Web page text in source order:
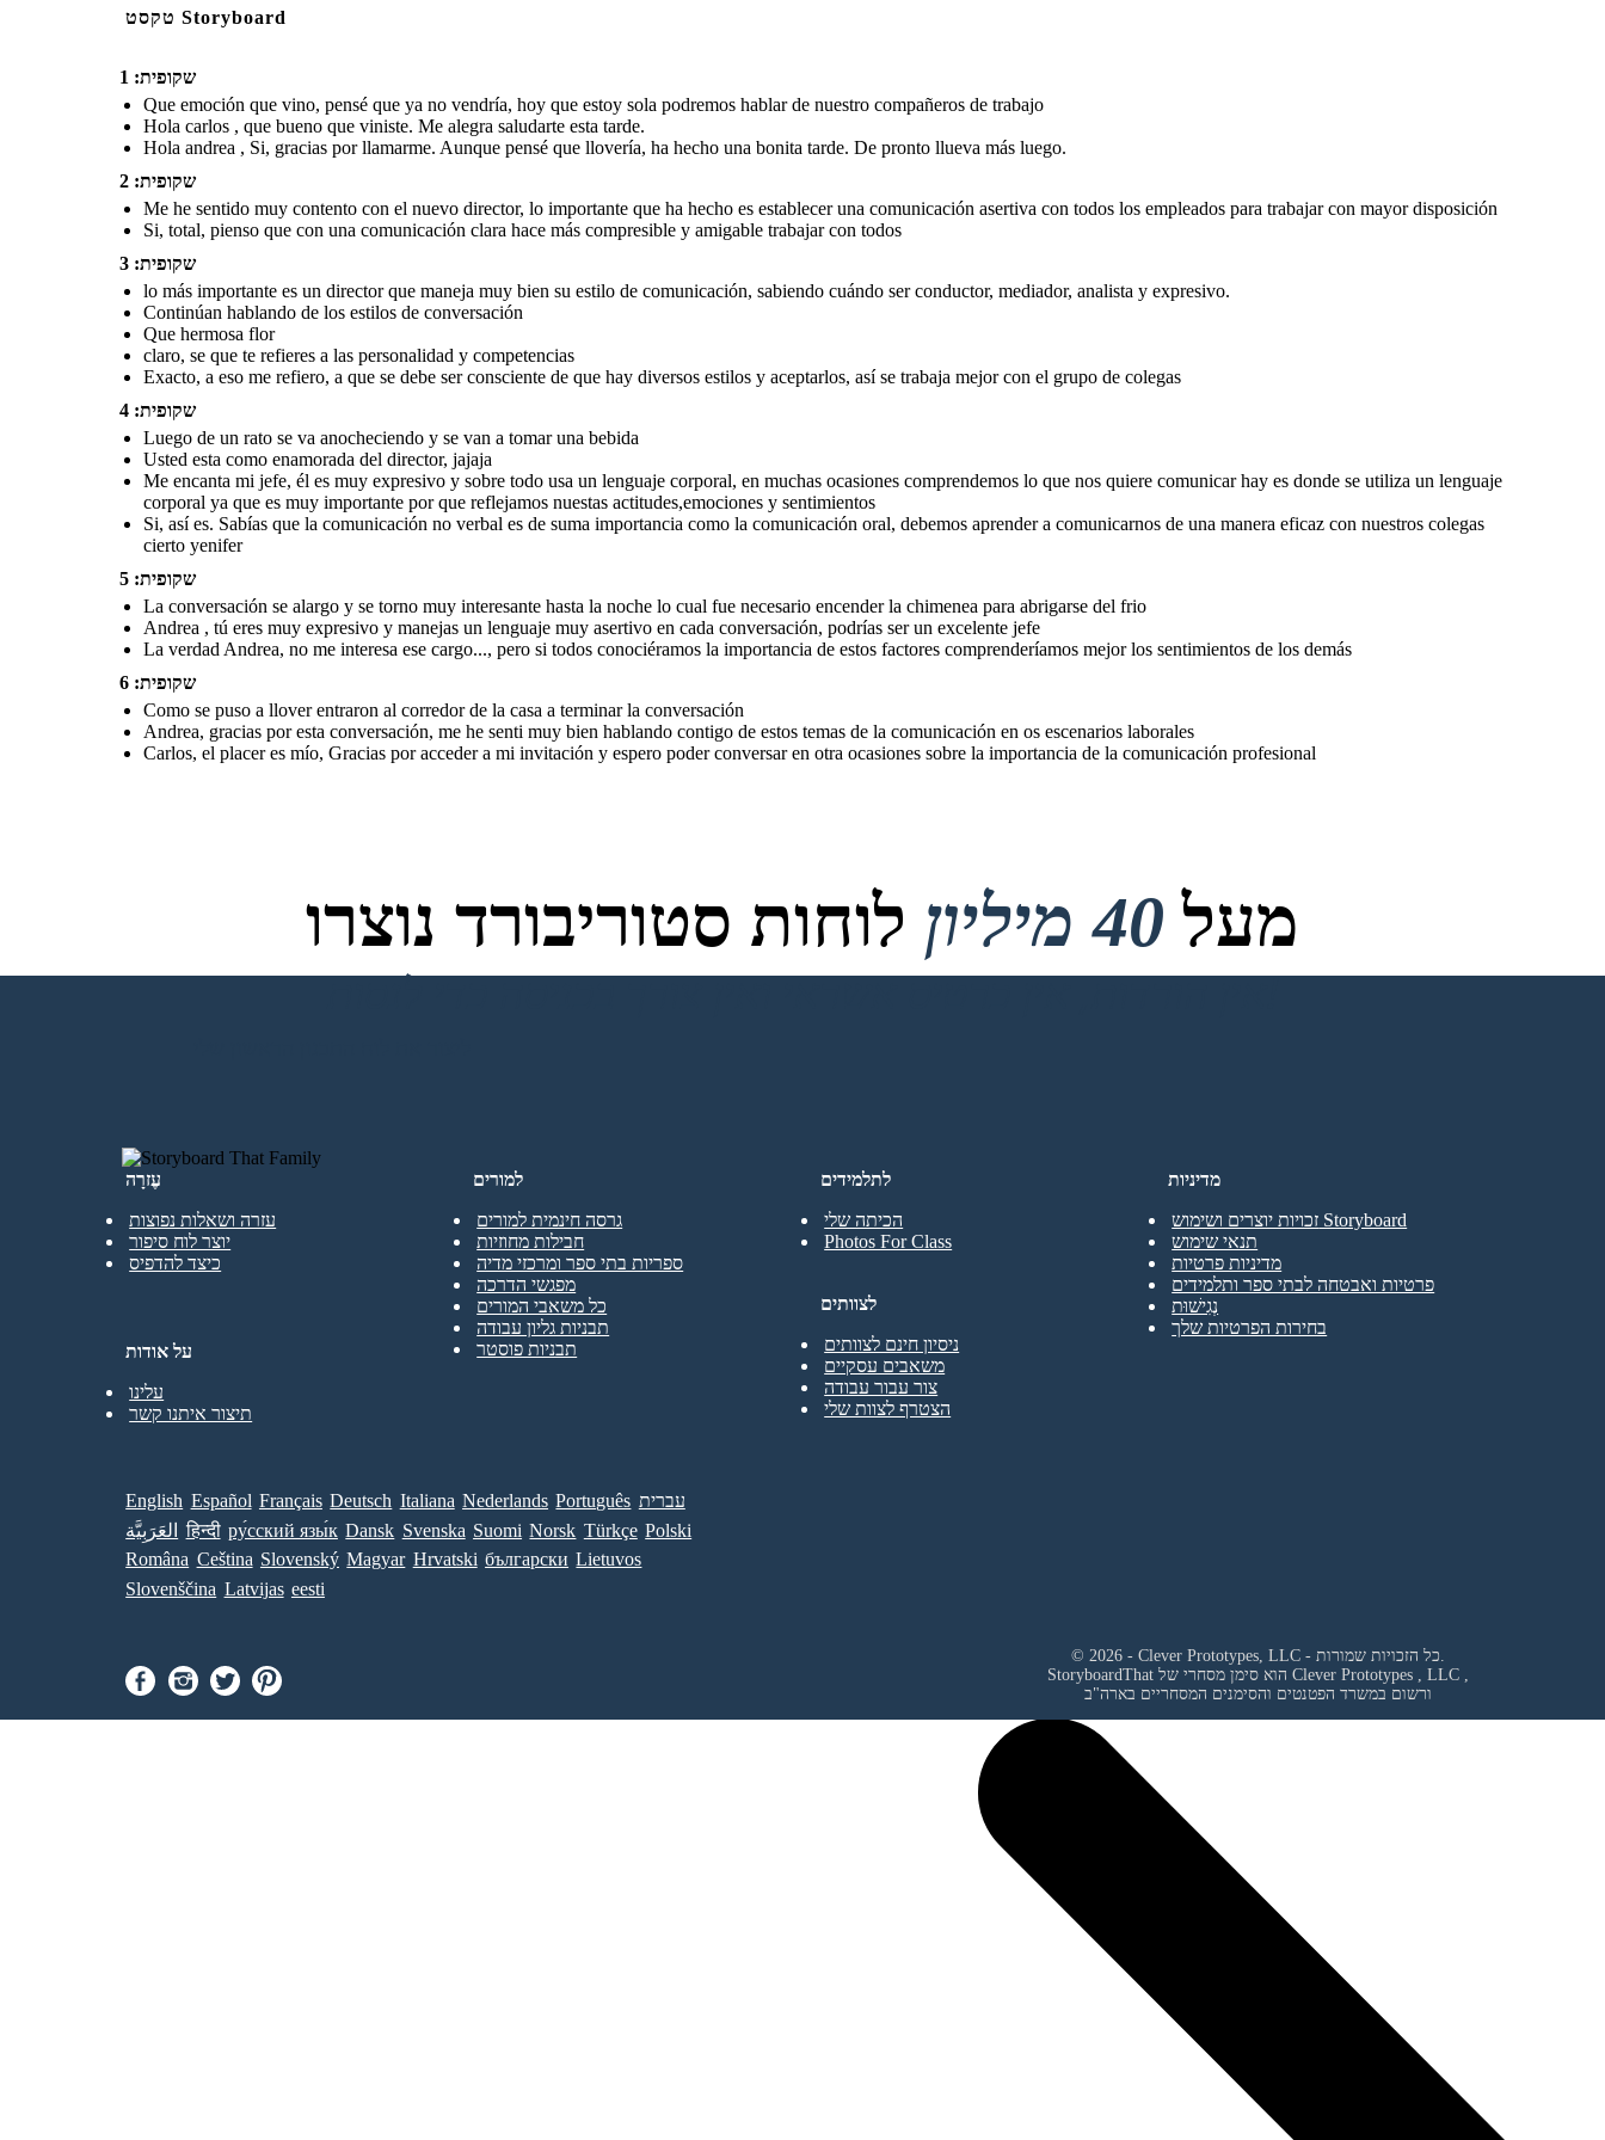
Cree sus los propios en Storyboard That
Andrea , tú eres muy
expresivo y manejas
un lenguaje muy
asertivo en cada
conversación, podrías
ser un excelente jefe
La verdad Andrea, no me
interesa ese cargo..., pero si
todos conociéramos la
factores comprenderíamos
mejor los sentimientos de
los demás
Carlos, el placer es mío,
Gracias por acceder a mi
invitación y espero poder
conversar en otra ocasiones
sobre la importancia de la
refiero, a que se debe
ser consciente de que
aceptarlos, así se
trabaja mejor con el
grupo de colegas
Andrea, gracias por esta
conversación, me he senti
muy bien hablando
contigo de estos temas
de la comunicación en os
escenarios laborales
Gracias por acceder a mi
invitación y espero poder
conversar en otra ocasiones
sobre la importancia de la
comunicación profesional
maneja muy bien
comunicación,
conductor, mediador, analista y
expresivo.
טקסט Storyboard
שקופית: 1
Que emoción que vino, pensé que ya no vendría, hoy que estoy sola podremos hablar de nuestro compañeros de trabajo
Hola carlos , que bueno que viniste. Me alegra saludarte esta tarde.
Hola andrea , Si, gracias por llamarme. Aunque pensé que llovería, ha hecho una bonita tarde. De pronto llueva más luego.
שקופית: 2
Me he sentido muy contento con el nuevo director, lo importante que ha hecho es establecer una comunicación asertiva con todos los empleados para trabajar con mayor disposición
Si, total, pienso que con una comunicación clara hace más compresible y amigable trabajar con todos
שקופית: 3
lo más importante es un director que maneja muy bien su estilo de comunicación, sabiendo cuándo ser conductor, mediador, analista y expresivo.
Continúan hablando de los estilos de conversación
Que hermosa flor
claro, se que te refieres a las personalidad y competencias
Exacto, a eso me refiero, a que se debe ser consciente de que hay diversos estilos y aceptarlos, así se trabaja mejor con el grupo de colegas
שקופית: 4
Luego de un rato se va anocheciendo y se van a tomar una bebida
Usted esta como enamorada del director, jajaja
Me encanta mi jefe, él es muy expresivo y sobre todo usa un lenguaje corporal, en muchas ocasiones comprendemos lo que nos quiere comunicar hay es donde se utiliza un lenguaje
corporal ya que es muy importante por que reflejamos nuestas actitudes,emociones y sentimientos
Si, así es. Sabías que la comunicación no verbal es de suma importancia como la comunicación oral, debemos aprender a comunicarnos de una manera eficaz con nuestros colegas
cierto yenifer
שקופית: 5
La conversación se alargo y se torno muy interesante hasta la noche lo cual fue necesario encender la chimenea para abrigarse del frio
Andrea , tú eres muy expresivo y manejas un lenguaje muy asertivo en cada conversación, podrías ser un excelente jefe
La verdad Andrea, no me interesa ese cargo..., pero si todos conociéramos la importancia de estos factores comprenderíamos mejor los sentimientos de los demás
שקופית: 6
Como se puso a llover entraron al corredor de la casa a terminar la conversación
Andrea, gracias por esta conversación, me he senti muy bien hablando contigo de estos temas de la comunicación en os escenarios laborales
Carlos, el placer es mío, Gracias por acceder a mi invitación y espero poder conversar en otra ocasiones sobre la importancia de la comunicación profesional
מעל 40 מיליון לוחות סטוריבורד נוצרו
אין הורדות, אין כרטיס אשראי ואין צורך בכניסה כדי לנסות!
עֶזרָה
עזרה ושאלות נפוצות
יוצר לוח סיפור
כיצד להדפיס
לתלמידים
הכיתה שלי
Photos For Class
למורים
גרסה חינמית למורים
חבילות מחוזיות
ספריות בתי ספר ומרכזי מדיה
מפגשי הדרכה
כל משאבי המורים
תבניות גליון עבודה
תבניות פוסטר
לצוותים
ניסיון חינם לצוותים
משאבים עסקיים
צור עבור עבודה
הצטרף לצוות שלי
על אודות
עלינו
תיצור איתנו קשר
מדיניות
זכויות יוצרים ושימוש Storyboard
תנאי שימוש
מדיניות פרטיות
פרטיות ואבטחה לבתי ספר ותלמידים
נְגִישׁוּת
בחירות הפרטיות שלך
English Español Français Deutsch Italiana Nederlands Português עברית
العَرَبِيَّة
हिन्दी ру́сский язы́к Dansk Svenska Suomi Norsk Türkçe Polski
Româna Ceština Slovenský Magyar Hrvatski български Lietuvos
Slovenščina Latvijas eesti
© 2026 - Clever Prototypes, LLC - כל הזכויות שמורות.
Clever Prototypes , LLC ,
ורשום במשרד הפטנטים והסימנים המסחריים בארה"ב